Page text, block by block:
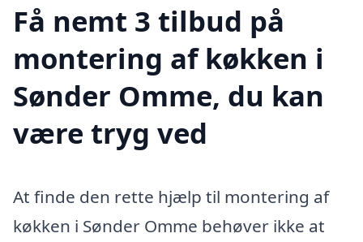
Få nemt 3 tilbud på
montering af køkken i
Sønder Omme, du kan
være tryg ved
At finde den rette hjælp til montering af
køkken i Sønder Omme behøver ikke at